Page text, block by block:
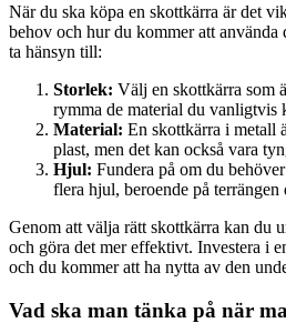
När du ska köpa en skottkärra är det
behov och hur du kommer att använda
ta hänsyn till:
Storlek: Välj en skottkärra som
rymma de material du vanligtvis
Material: En skottkärra i metall
plast, men det kan också vara
Hjul: Fundera på om du
flera hjul, beroende på terrängen
Genom att välja rätt skottkärra kan du
och göra det mer effektivt. Investera i
och du kommer att ha nytta av den
Vad ska man tänka på när